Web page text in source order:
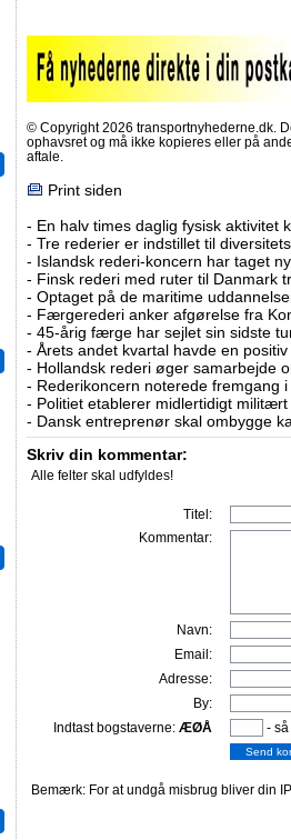
© Copyright 2026 transportnyhederne.dk.
ophavsret og må ikke kopieres eller på
aftale.
Print siden
- En halv times daglig fysisk aktivitet
- Tre rederier er indstillet til
- Islandsk rederi-koncern har taget
- Finsk rederi med ruter til Danmark
- Optaget på de maritime
- Færgerederi anker afgørelse fra
- 45-årig færge har sejlet sin sidste
- Årets andet kvartal havde en
- Hollandsk rederi øger samarbejde
- Rederikoncern noterede fremgang
- Politiet etablerer midlertidigt
- Dansk entreprenør skal ombygge
Skriv din kommentar:
Alle felter skal udfyldes!
Titel:
Kommentar:
Navn:
Email:
Adresse:
By:
Indtast bogstaverne: ÆØÅ -
Bemærk: For at undgå misbrug bliver din